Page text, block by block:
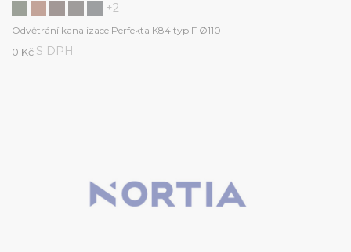
+2
Odvětrání kanalizace Perfekta K84 typ F Ø110
0 Kč S DPH